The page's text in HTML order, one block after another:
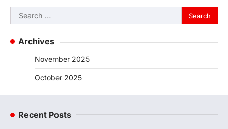
Search
for:
Archives
November 2025
October 2025
Recent Posts